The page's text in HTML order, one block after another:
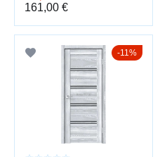
161,00 €
11%